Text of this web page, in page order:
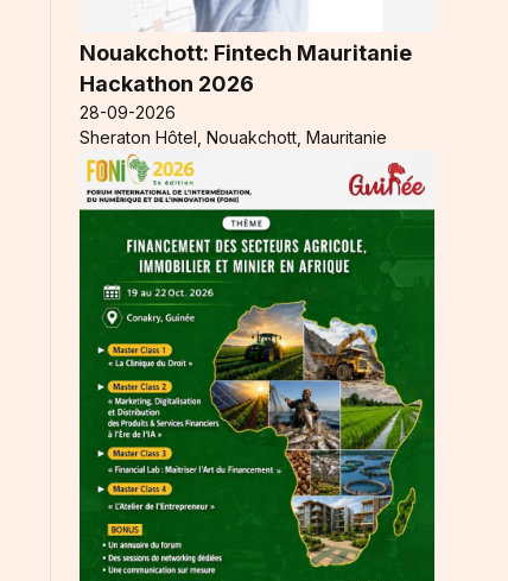
Nouakchott: Fintech Mauritanie
Hackathon 2026
28-09-2026
Sheraton Hôtel, Nouakchott, Mauritanie